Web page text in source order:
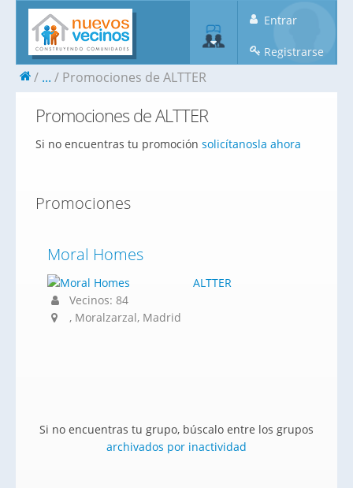
Entrar
Registrarse
... Promociones de ALTTER
Promociones de ALTTER
Si no encuentras tu promoción solicítanosla ahora
Promociones
Moral Homes
ALTTER
Vecinos: 84
, Moralzarzal, Madrid
Si no encuentras tu grupo, búscalo entre los grupos
archivados por inactividad